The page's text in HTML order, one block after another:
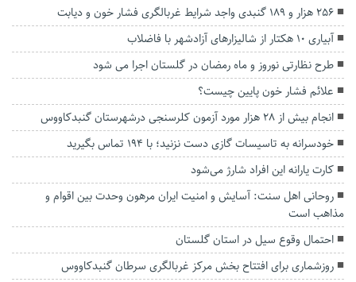
۲۵۶ هزار و ۱۸۹ گنبدی واجد شرایط غربالگری فشار خون و دیابت
آبیاری ۱۰ هکتار از شالیزار‌های آزادشهر با فاضلاب
طرح نظارتی نوروز و ماه رمضان در گلستان اجرا می شود
علائم فشار خون پایین چیست؟
انجام بیش از ۲۸ هزار مورد آزمون کلرسنجی درشهرستان گنبدکاووس
خودسرانه به تاسیسات گازی دست نزنید؛ با ۱۹۴ تماس بگیرید
کارت یارانه این افراد شارژ می‌شود
روحانی اهل سنت: آسایش و امنیت ایران مرهون وحدت بین اقوام و
مذاهب است
احتمال وقوع سیل در استان گلستان
روزشماری برای افتتاح بخش مرکز غربالگری سرطان گنبدکاووس